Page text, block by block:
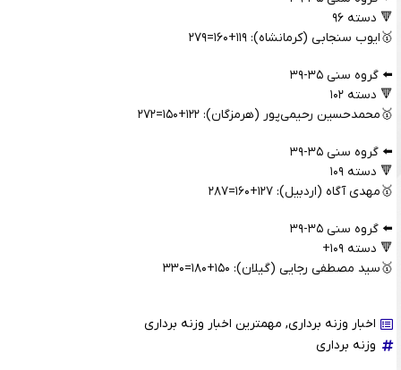
🔻 دسته ۹۶
🥇ایوب سنجابی (کرمانشاه): ۱۱۹+۱۶۰=۲۷۹
⬅️ گروه سنی ۳۵-۳۹
🔻 دسته ۱۰۲
🥇محمدحسین رحیمی‌پور (هرمزگان): ۱۲۲+۱۵۰=۲۷۲
⬅️ گروه سنی ۳۵-۳۹
🔻 دسته ۱۰۹
🥇مهدی آگاه (اردبیل): ۱۲۷+۱۶۰=۲۸۷
⬅️ گروه سنی ۳۵-۳۹
🔻 دسته ۱۰۹+
🥇سید مصطفی رجایی (گیلان): ۱۵۰+۱۸۰=۳۳۰
اخبار وزنه برداری, مهمترین اخبار وزنه برداری
وزنه برداری